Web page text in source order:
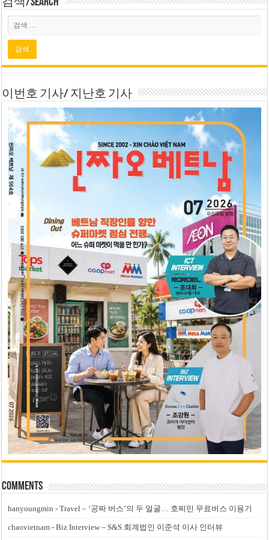
이번호 기사/ 지난호 기사
Comments
hanyoungmin -Travel – ‘공짜 버스’의 두 얼굴… 호찌민 무료버스 이용기
chaovietnam -Biz Interview – S&S 회계법인 이준석 이사 인터뷰